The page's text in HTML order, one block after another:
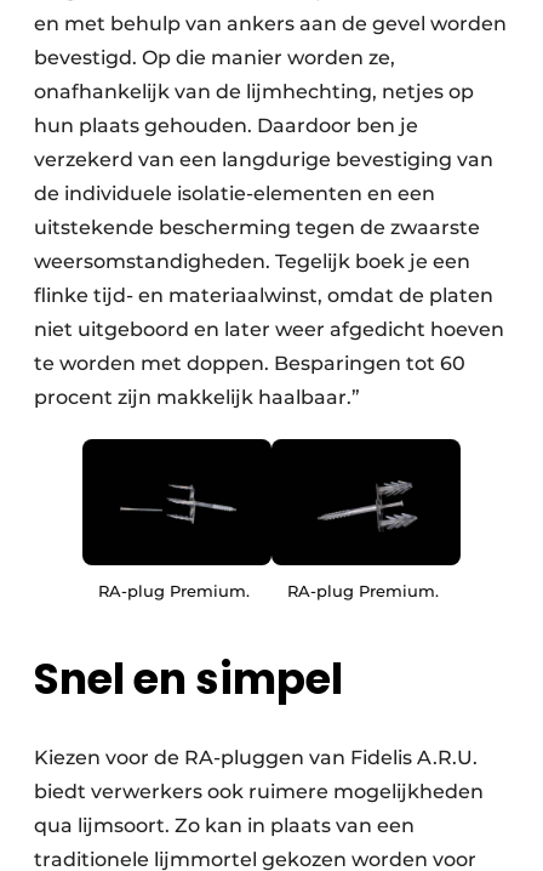
en met behulp van ankers aan de gevel worden
bevestigd. Op die manier worden ze,
onafhankelijk van de lijmhechting, netjes op
hun plaats gehouden. Daardoor ben je
verzekerd van een langdurige bevestiging van
de individuele isolatie-elementen en een
uitstekende bescherming tegen de zwaarste
weersomstandigheden. Tegelijk boek je een
flinke tijd- en materiaalwinst, omdat de platen
niet uitgeboord en later weer afgedicht hoeven
te worden met doppen. Besparingen tot 60
procent zijn makkelijk haalbaar.”
RA-plug Premium. RA-plug Premium.
Snel en simpel
Kiezen voor de RA-pluggen van Fidelis A.R.U.
biedt verwerkers ook ruimere mogelijkheden
qua lijmsoort. Zo kan in plaats van een
traditionele lijmmortel gekozen worden voor